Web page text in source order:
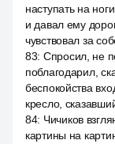
наступать на
и давал ему
чувствовал за
83: Спросил, не
поблагодарил,
беспокойства
кресло,
84: Чичиков
картины на